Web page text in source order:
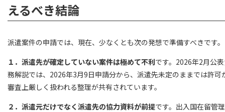
えるべき結論
派遣案件の申請では、現在、少なくとも次の発想で準備すべきです。
１．派遣先が確定していない案件は極めて不利です。2026年2月公
務解説では、2026年3月9日申請分から、派遣先未定のままでは許可
審査上厳しく扱われる整理が共有されています。
２．派遣元だけでなく派遣先の協力資料が前提です。出入国在留管